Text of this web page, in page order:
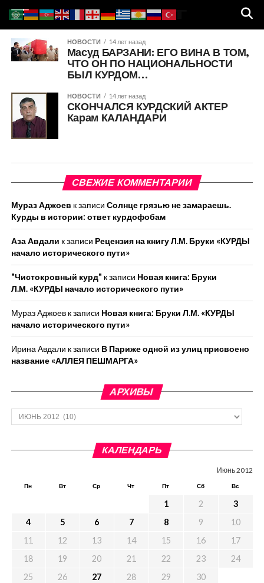
НОВОСТИ 14 лет назад
Масуд БАРЗАНИ: ЕГО ВИНА В ТОМ,
ЧТО ОН ПО НАЦИОНАЛЬНОСТИ
БЫЛ КУРДОМ…
НОВОСТИ 14 лет назад
СКОНЧАЛСЯ КУРДСКИЙ АКТЕР
Карам КАЛАНДАРИ
СВЕЖИЕ КОММЕНТАРИИ
Мураз Аджоев к записи Солнце грязью не замараешь.
Курды в истории: ответ курдофобам
Аза Авдали к записи Рецензия на книгу Л.М. Бруки «КУРДЫ
начало исторического пути»
"Чистокровный курд" к записи Новая книга: Бруки
Л.М. «КУРДЫ начало исторического пути»
Мураз Аджоевк записи Новая книга: Бруки Л.М. «КУРДЫ
начало исторического пути»
Ирина Авдали к записи В Париже одной из улиц присвоено
название «АЛЛЕЯ ПЕШМАРГА»
АРХИВЫ
Архивы
КАЛЕНДАРЬ
Июнь 2012
Пн Вт Ср Чт Пт Сб Вс
1 2
3
4
5 6 7 8 9
10
11
12 13 14 15 16
17
18
19 20 21 22 23
24
25
26 27 28 29
30